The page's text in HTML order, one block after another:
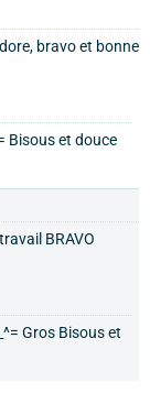
bravo et bonne
Bisous et douce
BRAVO
Gros Bisous et